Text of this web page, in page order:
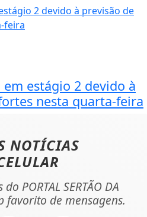
estágio 2 devido à
nesta quarta-feira
NOTÍCIAS
PORTAL SERTÃO DA
favorito de mensagens.